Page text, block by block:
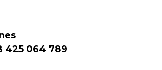
425 064 789